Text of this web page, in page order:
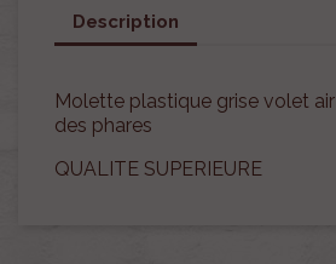
Description
Molette plastique grise volet
des phares
QUALITE SUPERIEURE